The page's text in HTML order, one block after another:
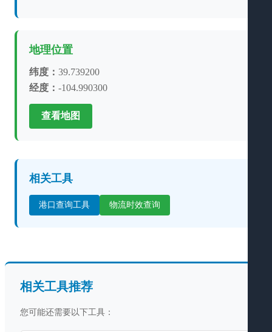
地理位置
纬度： 39.739200
经度： -104.990300
查看地图
相关工具
港口查询工具 物流时效查询
相关工具推荐
您可能还需要以下工具：